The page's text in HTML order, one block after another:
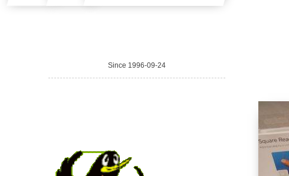
Since 1996-09-24